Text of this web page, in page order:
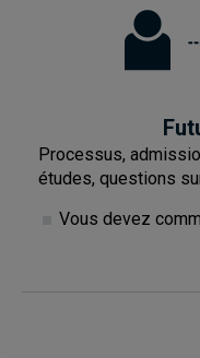
Processus,
études, questions
Vous devez